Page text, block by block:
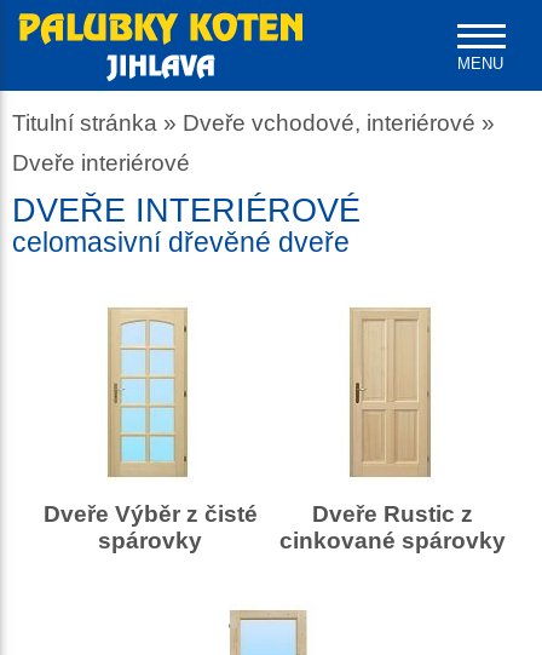
MENU
Titulní stránka » Dveře vchodové, interiérové »
Dveře interiérové
DVEŘE INTERIÉROVÉ
celomasivní dřevěné dveře
Dveře Výběr z čisté
spárovky
Dveře Rustic z
cinkované spárovky